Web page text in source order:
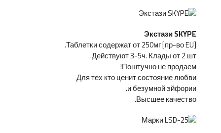
Экстази SKYPE
[пр-во EU] Таблетки содержат от 250мг.
Действуют 3-5ч. Клады от 2 шт.
Поштучно не продаем!
Для тех кто ценит состояние любви
и безумной эйфории.
Высшее качество.